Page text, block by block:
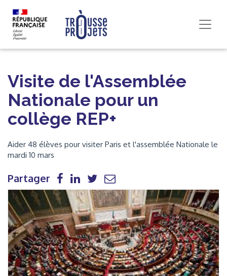
Visite de l'Assemblée
Nationale pour un
collège REP+
Aider 48 élèves pour visiter Paris et l'assemblée Nationale le
mardi 10 mars
Partager